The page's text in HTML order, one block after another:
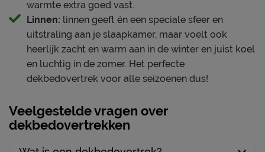
warmte extra goed vast.
Linnen: linnen geeft én een speciale sfeer en
uitstraling aan je slaapkamer, maar voelt ook
heerlijk zacht en warm aan in de winter en juist koel
en luchtig in de zomer. Het perfecte
dekbedovertrek voor alle seizoenen dus!
Veelgestelde vragen over
dekbedovertrekken